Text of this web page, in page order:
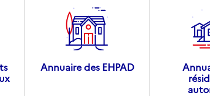
Annuaire des EHPAD